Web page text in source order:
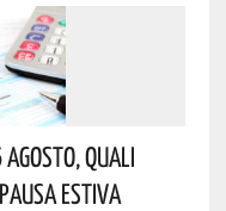
Agosto, Quali
Estiva